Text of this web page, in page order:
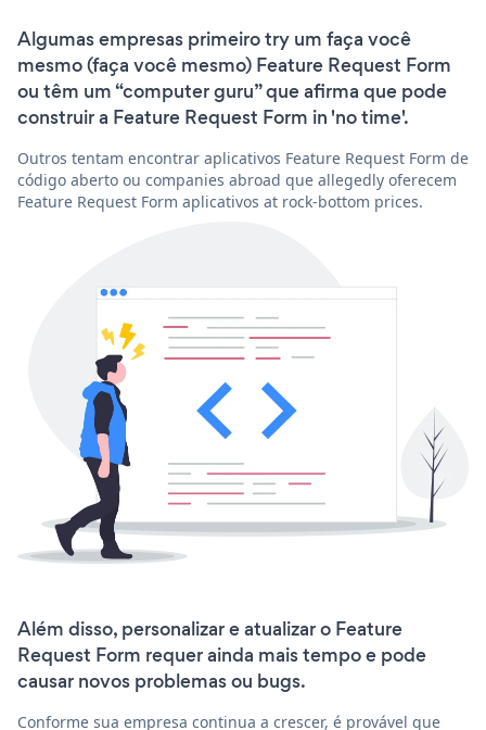
Algumas empresas primeiro try um faça você
mesmo (faça você mesmo) Feature Request Form
ou têm um “computer guru” que afirma que pode
construir a Feature Request Form in 'no time'.
Outros tentam encontrar aplicativos Feature Request Form de
código aberto ou companies abroad que allegedly oferecem
Feature Request Form aplicativos at rock-bottom prices.
Além disso, personalizar e atualizar o Feature
Request Form requer ainda mais tempo e pode
causar novos problemas ou bugs.
Conforme sua empresa continua a crescer, é provável que